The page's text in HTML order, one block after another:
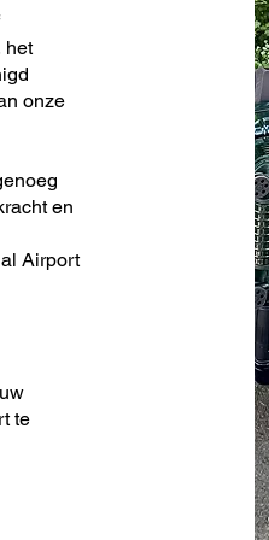
het
onze
en
Airport
te